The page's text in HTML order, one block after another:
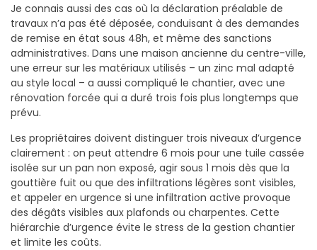
Je connais aussi des cas où la déclaration préalable de
travaux n’a pas été déposée, conduisant à des demandes
de remise en état sous 48h, et même des sanctions
administratives. Dans une maison ancienne du centre-ville,
une erreur sur les matériaux utilisés – un zinc mal adapté
au style local – a aussi compliqué le chantier, avec une
rénovation forcée qui a duré trois fois plus longtemps que
prévu.
Les propriétaires doivent distinguer trois niveaux d’urgence
clairement : on peut attendre 6 mois pour une tuile cassée
isolée sur un pan non exposé, agir sous 1 mois dès que la
gouttière fuit ou que des infiltrations légères sont visibles,
et appeler en urgence si une infiltration active provoque
des dégâts visibles aux plafonds ou charpentes. Cette
hiérarchie d’urgence évite le stress de la gestion chantier
et limite les coûts.